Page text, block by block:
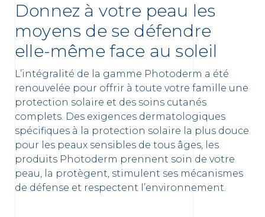
NEWSLETTER
FR NL
Donnez à votre peau les
moyens de se défendre
elle-même face au soleil
L’intégralité de la gamme Photoderm a été
renouvelée pour offrir à toute votre famille une
protection solaire et des soins cutanés
complets. Des exigences dermatologiques
spécifiques à la protection solaire la plus douce
pour les peaux sensibles de tous âges, les
produits Photoderm prennent soin de votre
peau, la protègent, stimulent ses mécanismes
de défense et respectent l’environnement.